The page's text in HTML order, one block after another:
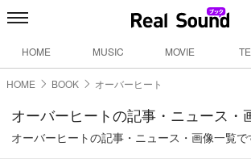
HOME MUSIC MOVIE
HOME BOOK オーバーヒート
オーバーヒートの記事・ニュース・
オーバーヒートの記事・ニュース・画像一覧で